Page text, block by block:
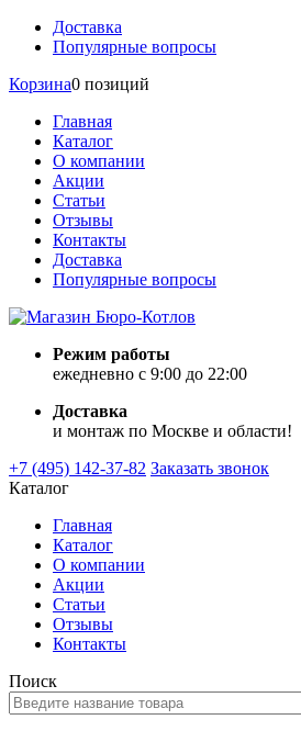
Доставка
Популярные вопросы
Корзина0 позиций
Главная
Каталог
О компании
Акции
Статьи
Отзывы
Контакты
Доставка
Популярные вопросы
Режим работы
ежедневно с 9:00 до 22:00
Доставка
и монтаж по Москве и области!
+7 (495) 142-37-82 Заказать звонок
Каталог
Главная
Каталог
О компании
Акции
Статьи
Отзывы
Контакты
Поиск